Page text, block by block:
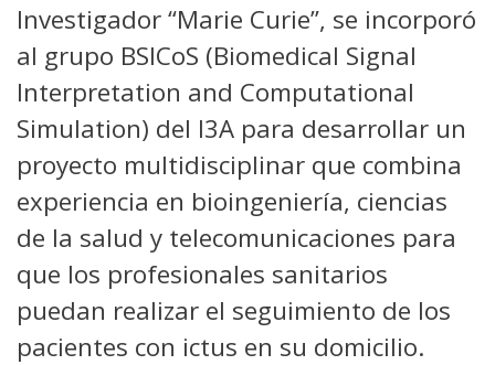
Investigador “Marie Curie”, se incorporó
al grupo BSICoS (Biomedical Signal
Interpretation and Computational
Simulation) del I3A para desarrollar un
proyecto multidisciplinar que combina
experiencia en bioingeniería, ciencias
de la salud y telecomunicaciones para
que los profesionales sanitarios
puedan realizar el seguimiento de los
pacientes con ictus en su domicilio.